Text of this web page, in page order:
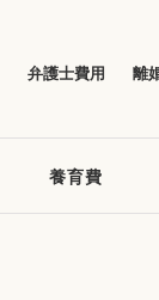
弁護士費用 離
養育費